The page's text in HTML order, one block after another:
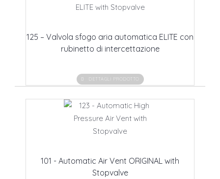
125 – Valvola sfogo aria automatica ELITE con
rubinetto di intercettazione
DETTAGLI PRODOTTO
101 - Automatic Air Vent ORIGINAL with
Stopvalve